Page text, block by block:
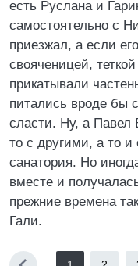
есть Руслана и
самостоятельно с
приезжал, а если
свояченицей,
прикатывали
питались вроде бы
сласти. Ну, а Павел
то с другими, а то
санатория. Но
вместе и
прежние времена
Гали.